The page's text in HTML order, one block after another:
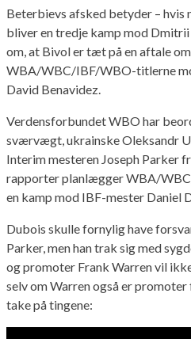
Beterbievs afsked betyder – hvis
bliver en tredje kamp mod
om, at Bivol er tæt på en aftale
WBA/WBC/IBF/WBO-titlerne
David Benavidez.
Verdensforbundet WBO har
sværvægt, ukrainske Oleksandr
Interim mesteren Joseph Parker
rapporter planlægger WBA/
en kamp mod IBF-mester Daniel
Dubois skulle fornylig have
Parker, men han trak sig med
og promoter Frank Warren vil
selv om Warren også er
take på tingene: